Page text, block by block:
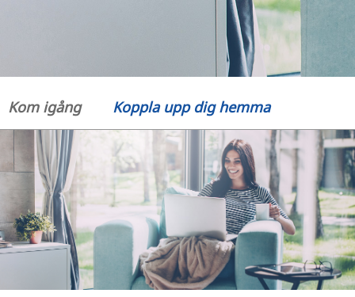
Kom igång Koppla upp dig hemma